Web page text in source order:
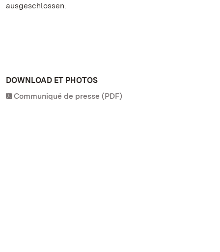
ausgeschlossen.
DOWNLOAD ET PHOTOS
Communiqué de presse (PDF)